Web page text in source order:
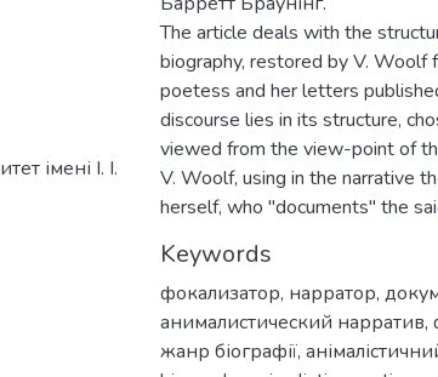
імені І. І.
The article deals with the
biography, restored by V.
poetess and her letters
discourse lies in its structure,
viewed from the view-point of
V. Woolf, using in the narrative
herself, who "documents" the
Keywords
фокализатор, нарратор,
анималистический нарратив,
жанр біографії,